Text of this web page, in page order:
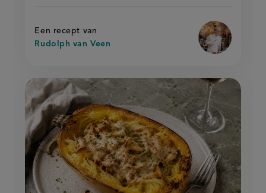
Een recept van
Rudolph van Veen